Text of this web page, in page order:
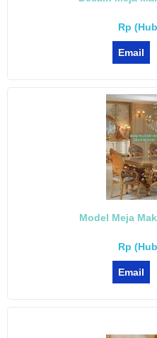
Rp
Email
Model Meja
Rp
Email